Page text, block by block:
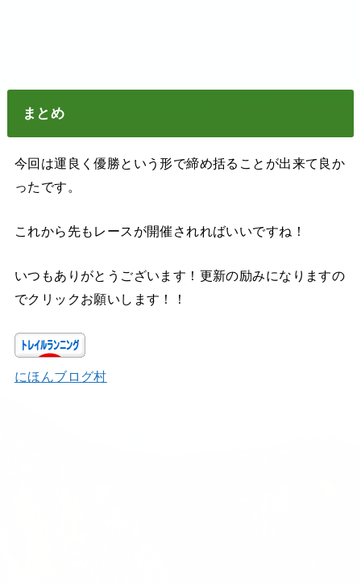
まとめ
今回は運良く優勝という形で締め括ることが出来て良か
ったです。
これから先もレースが開催されればいいですね！
いつもありがとうございます！更新の励みになりますの
でクリックお願いします！！
にほんブログ村